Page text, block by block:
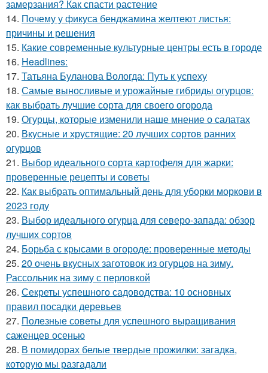
замерзания? Как спасти растение
14. Почему у фикуса бенджамина желтеют листья:
причины и решения
15. Какие современные культурные центры есть в городе
16. Headlines:
17. Татьяна Буланова Вологда: Путь к успеху
18. Самые выносливые и урожайные гибриды огурцов:
как выбрать лучшие сорта для своего огорода
19. Огурцы, которые изменили наше мнение о салатах
20. Вкусные и хрустящие: 20 лучших сортов ранних
огурцов
21. Выбор идеального сорта картофеля для жарки:
проверенные рецепты и советы
22. Как выбрать оптимальный день для уборки моркови в
2023 году
23. Выбор идеального огурца для северо-запада: обзор
лучших сортов
24. Борьба с крысами в огороде: проверенные методы
25. 20 очень вкусных заготовок из огурцов на зиму.
Рассольник на зиму с перловкой
26. Секреты успешного садоводства: 10 основных
правил посадки деревьев
27. Полезные советы для успешного выращивания
саженцев осенью
28. В помидорах белые твердые прожилки: загадка,
которую мы разгадали